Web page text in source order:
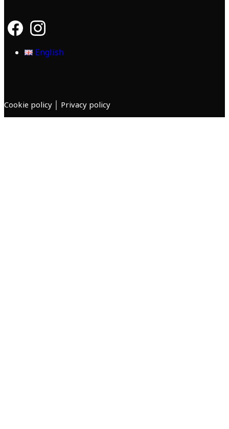
F
a
e
I
n
s
t
English
Cookie policy Privacy policy